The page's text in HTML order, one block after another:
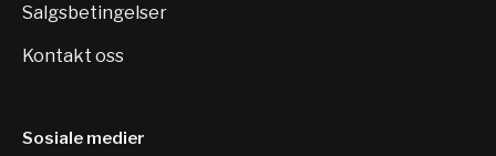
Salgsbetingelser
Kontakt oss
Sosiale medier